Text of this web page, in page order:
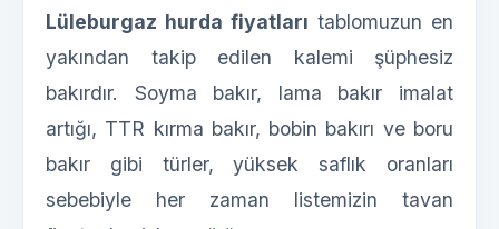
Lüleburgaz hurda fiyatları tablomuzun en
yakından takip edilen kalemi şüphesiz
bakırdır. Soyma bakır, lama bakır imalat
artığı, TTR kırma bakır, bobin bakırı ve boru
bakır gibi türler, yüksek saflık oranları
sebebiyle her zaman listemizin tavan